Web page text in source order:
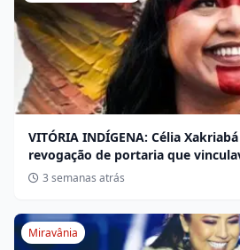
VITÓRIA INDÍGENA: Célia
revogação de portaria que
não indígena
3 semanas atrás
Miravânia